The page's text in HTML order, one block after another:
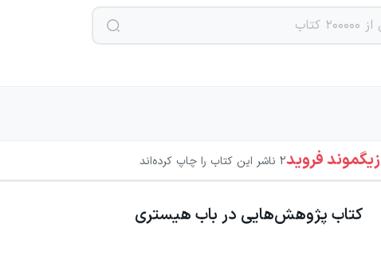
زیگموند فروید2 ناشر این کتاب را چاپ کرده‌اند
کتاب پژوهش‌هایی در باب هیستری